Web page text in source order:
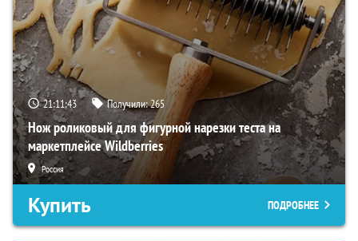
21:11:42 Получили:265
Нож роликовый для фигурной нарезки теста на
маркетплейсе Wildberries
Россия
Купить ПОДРОБНЕЕ